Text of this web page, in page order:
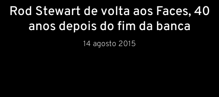
Rod Stewart de volta aos Faces, 40
anos depois do fim da banca
14 agosto 2015